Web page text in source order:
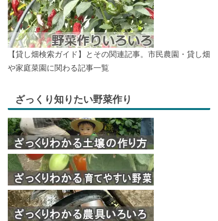
【貸し畑検索ガイド】とその関連記事。市民農園・貸し畑
や家庭菜園に関わる記事一覧
ざっくり知りたい野菜作り